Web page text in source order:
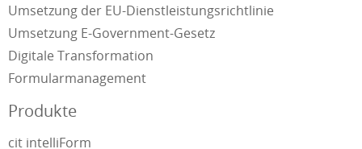
Umsetzung der EU-Dienstleistungsrichtlinie
Umsetzung E-Government-Gesetz
Digitale Transformation
Formularmanagement
Produkte
cit intelliForm